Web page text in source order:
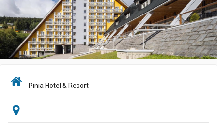
Pinia Hotel & Resort